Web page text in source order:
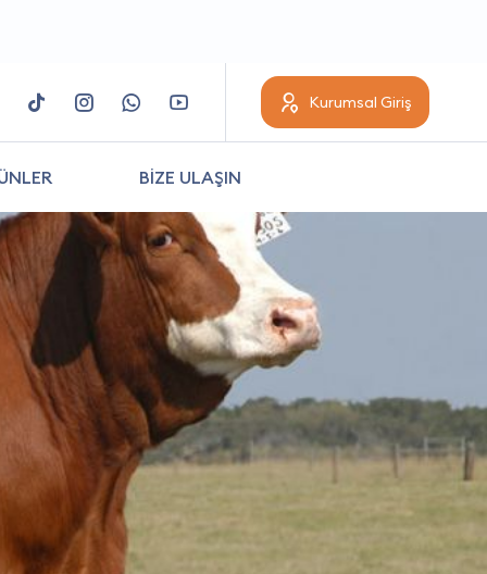
Kurumsal Giriş
BİZE ULAŞIN